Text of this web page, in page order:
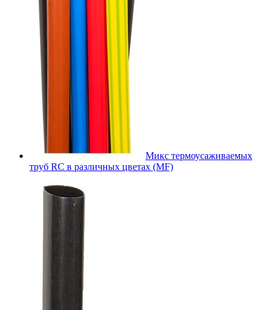
Микс термоусаживаемых
труб RC в различных цветах (MF)